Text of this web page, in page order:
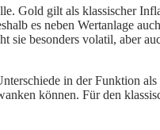
Gold gilt als klassischer
es neben Wertanlage
besonders volatil, aber
in der Funktion
können. Für den